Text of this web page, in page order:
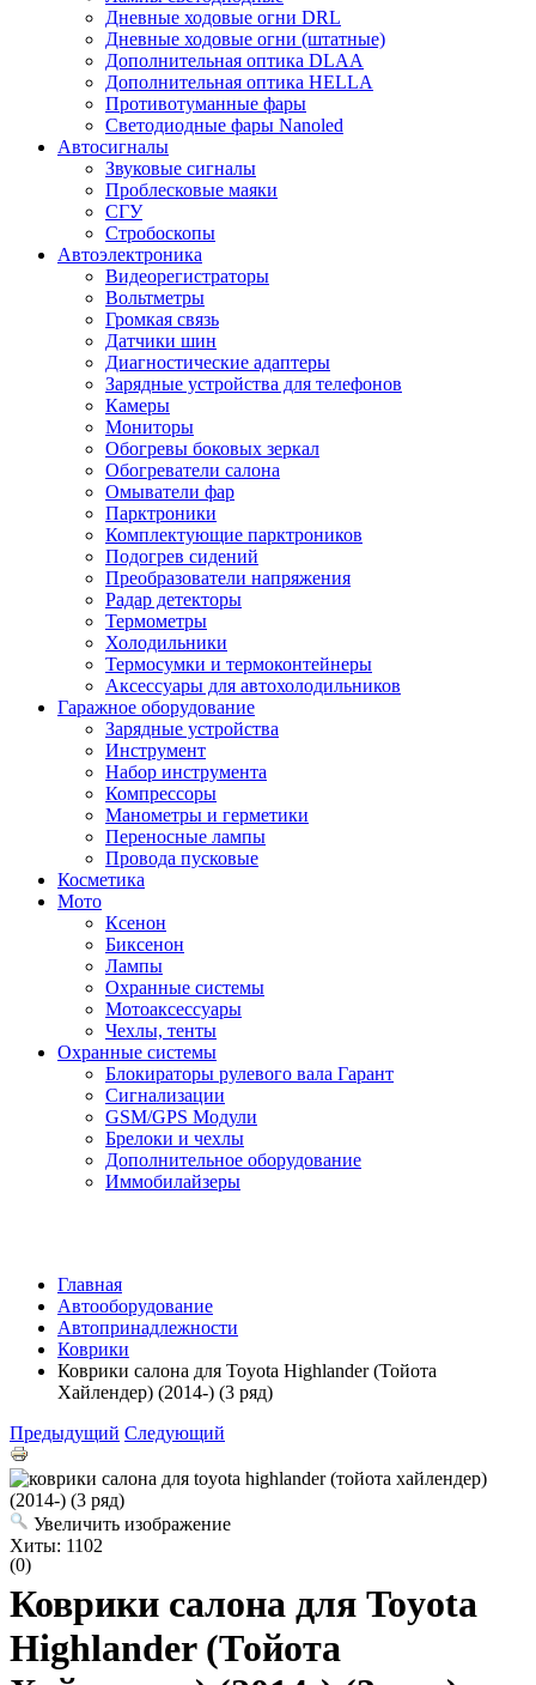
Дневные ходовые огни DRL
Дневные ходовые огни (штатные)
Дополнительная оптика DLAA
Дополнительная оптика HELLA
Противотуманные фары
Светодиодные фары Nanoled
Автосигналы
Звуковые сигналы
Проблесковые маяки
СГУ
Стробоскопы
Автоэлектроника
Видеорегистраторы
Вольтметры
Громкая связь
Датчики шин
Диагностические адаптеры
Зарядные устройства для телефонов
Камеры
Мониторы
Обогревы боковых зеркал
Обогреватели салона
Омыватели фар
Парктроники
Комплектующие парктроников
Подогрев сидений
Преобразователи напряжения
Радар детекторы
Термометры
Холодильники
Термосумки и термоконтейнеры
Аксессуары для автохолодильников
Гаражное оборудование
Зарядные устройства
Инструмент
Набор инструмента
Компрессоры
Манометры и герметики
Переносные лампы
Провода пусковые
Косметика
Мото
Ксенон
Биксенон
Лампы
Охранные системы
Мотоаксессуары
Чехлы, тенты
Охранные системы
Блокираторы рулевого вала Гарант
Сигнализации
GSM/GPS Модули
Брелоки и чехлы
Дополнительное оборудование
Иммобилайзеры
Главная
Автооборудование
Автопринадлежности
Коврики
Коврики салона для Toyota Highlander (Тойота
Хайлендер) (2014-) (3 ряд)
Предыдущий Следующий
Увеличить изображение
Хиты: 1102
(0)
Коврики салона для Toyota
Highlander (Тойота